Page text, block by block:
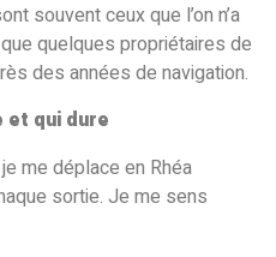
souvent ceux que l’on n’a
quelques propriétaires de
des années de navigation.
et qui dure
me déplace en Rhéa
sortie. Je me sens